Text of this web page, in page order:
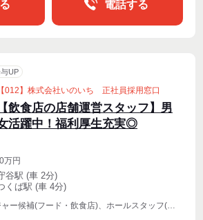
電話する
UP
【012】株式会社いのいち 正社員採用窓口
【飲食店の店舗運営スタッフ】男
活躍中！福利厚生充実◎
万円
谷駅 (車 2分)
くば駅 (車 4分)
補(フード・飲食店)、ホールスタッフ(配膳)、キッチンスタッフ